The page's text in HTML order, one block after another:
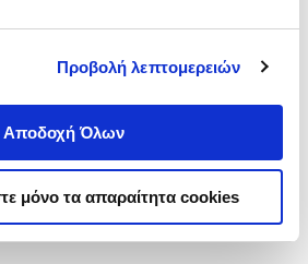
Προβολή λεπτομερειών
Αποδοχή Όλων
μόνο τα απαραίτητα cookies
1-1 από 1 προϊόντα